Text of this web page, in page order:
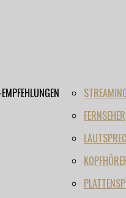
FERNSEHER